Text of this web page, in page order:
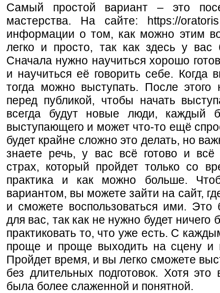
Самый простой вариант – это
мастерства. На сайте: https://
информации о том, как можно этим
легко и просто, так как здесь у вас
Сначала нужно научиться хорошо
и научиться её говорить себе.
тогда можно выступать. После этого
перед публикой, чтобы начать
всегда будут новые люди, каждый
выступающего и может что-то ещё
будет крайне сложно это делать, но
знаете речь, у вас всё готово и всё
страх, который пройдет только со
практика и как можно больше.
вариантом, вы можете зайти на сайт,
и сможете воспользоваться ими. Это
для вас, так как не нужно будет
практиковать то, что уже есть. С
проще и проще выходить на сцену и
Пройдет время, и вы легко сможете
без длительных подготовок. Хотя
была более слаженной и понятной.